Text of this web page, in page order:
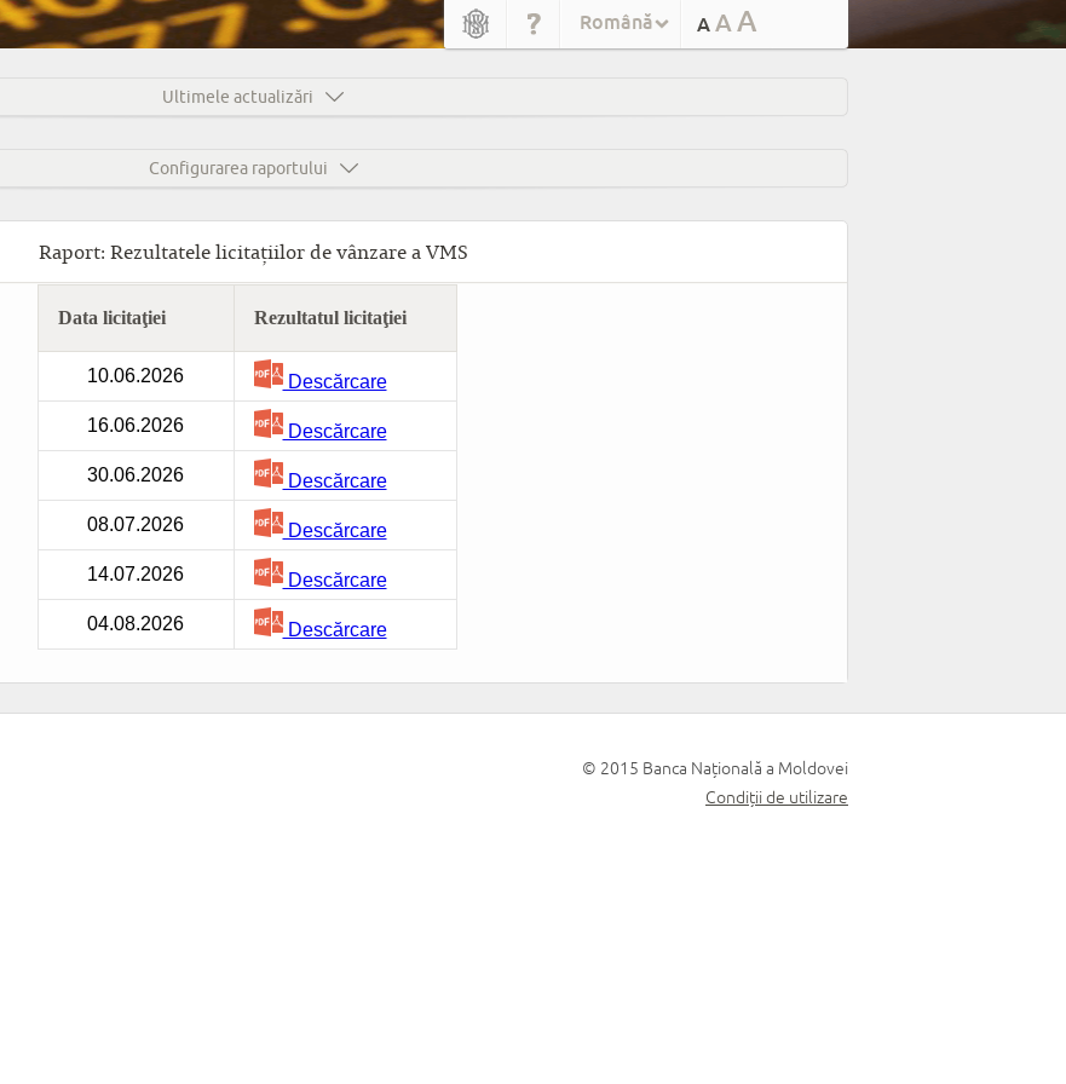
Română A AA
Ultimele actualizări
Configurarea raportului
Raport: Rezultatele licitaţiilor de vânzare a VMS
© 2015 Banca Națională a Moldovei
Condiții de utilizare